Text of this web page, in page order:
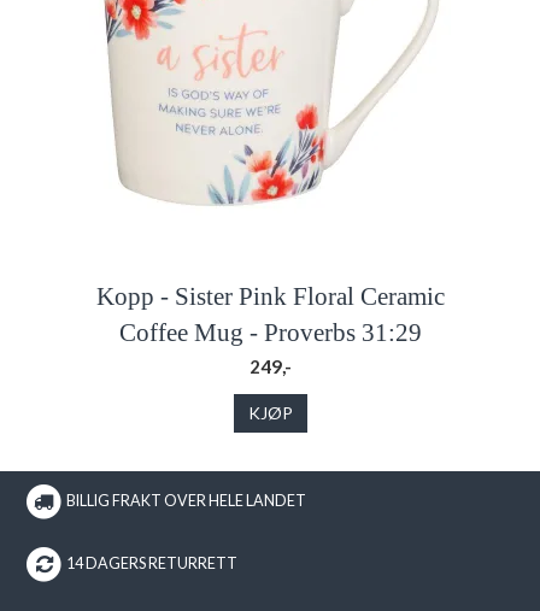
Kopp - Sister Pink Floral Ceramic
Coffee Mug - Proverbs 31:29
249,-
KJØP
BILLIG FRAKT OVER HELE LANDET
14 DAGERS RETURRETT